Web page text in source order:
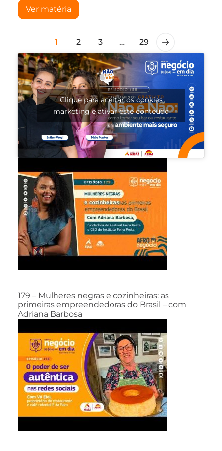
Ver matéria
1 2 3 … 29
Clique para aceitar os cookies
marketing e ativar este conteúdo
179 – Mulheres negras e cozinheiras: as
primeiras empreendedoras do Brasil – com
Adriana Barbosa